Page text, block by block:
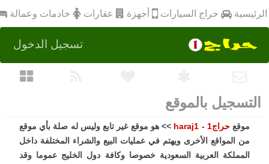
الرئيسية حراج السيارات أجهزة عقارات خادمات وعمالة
تسجيل الدخول
التسجيل بالموقع
موقعحراج1 - haraj1
>> هو موقع غير تابع وليس له صلة بأي موقع
من المواقع الأخرى ويهتم في عمليات البيع والشراء المختلفة داخل
المملكة العربية السعودية خصوصا وكافة دول الخليج عموما وقد